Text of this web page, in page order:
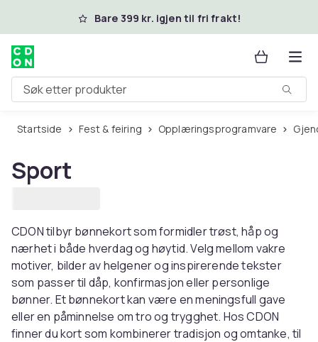
Hopp til hovedinnholdBare 399 kr. igjen til fri frakt!
Søk etter produkter
Startside Fest & feiring Opplæringsprogramvare
Sport
CDON tilbyr bønnekort som formidler trøst, håp og
nærhet i både hverdag og høytid. Velg mellom vakre
motiver, bilder av helgener og inspirerende tekster
som passer til dåp, konfirmasjon eller personlige
bønner. Et bønnekort kan være en meningsfull gave
eller en påminnelse om tro og trygghet. Hos CDON
finner du kort som kombinerer tradisjon og omtanke, til